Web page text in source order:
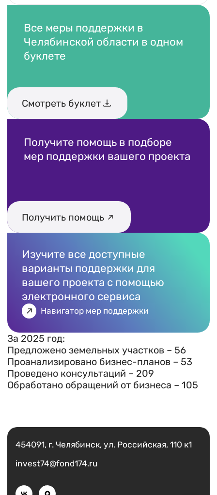
Все меры поддержки в
Челябинской области в одном
буклете
Смотреть буклет
Получите помощь в подборе
мер поддержки вашего проекта
Получить помощь
Изучите все доступные
варианты поддержки для
вашего проекта с помощью
электронного сервиса
Навигатор мер поддержки
За 2025 год:
Предложено земельных участков – 56
Проанализировано бизнес-планов – 53
Проведено консультаций – 209
Обработано обращений от бизнеса – 105
454091, г. Челябинск, ул. Российская, 110 к1
invest74@fond174.ru